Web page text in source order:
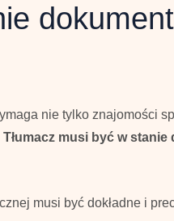
nie tylko znajomości
Tłumacz musi być w
musi być dokładne i